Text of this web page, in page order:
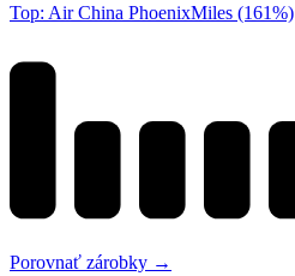
Top: Air China PhoenixMiles (161%)
Porovnať zárobky →